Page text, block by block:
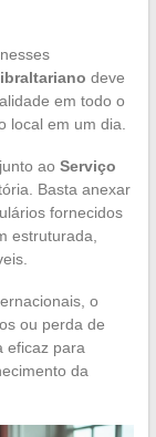
deve
em todo o
local em um dia.
ao Serviço
Basta anexar
fornecidos
estruturada,
o
ou perda de
eficaz para
da